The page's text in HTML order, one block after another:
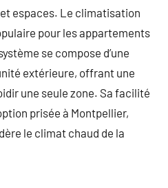
espaces. Le climatisation
pour les appartements
se compose d’une
extérieure, offrant une
une seule zone. Sa facilité
prisée à Montpellier,
le climat chaud de la